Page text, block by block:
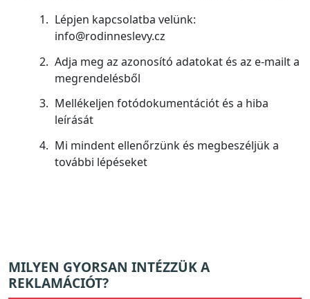
Lépjen kapcsolatba velünk:
info@rodinneslevy.cz
Adja meg az azonosító adatokat és az e-mailt a
megrendelésből
Mellékeljen fotódokumentációt és a hiba
leírását
Mi mindent ellenőrzünk és megbeszéljük a
további lépéseket
MILYEN GYORSAN INTÉZZÜK A
REKLAMÁCIÓT?